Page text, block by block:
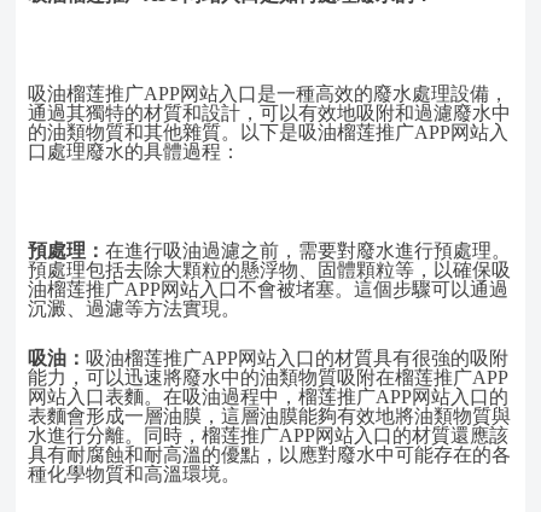
吸油榴莲推广APP网站入口是一種高效的廢水處理設備，
通過其獨特的材質和設計，可以有效地吸附和過濾廢水中
的油類物質和其他雜質。以下是吸油榴莲推广APP网站入
口處理廢水的具體過程：
預處理：在進行吸油過濾之前，需要對廢水進行預處理。
預處理包括去除大顆粒的懸浮物、固體顆粒等，以確保吸
油榴莲推广APP网站入口不會被堵塞。這個步驟可以通過
沉澱、過濾等方法實現。
吸油： 吸油榴莲推广APP网站入口的材質具有很強的吸附
能力，可以迅速將廢水中的油類物質吸附在榴莲推广APP
网站入口表麵。在吸油過程中，榴莲推广APP网站入口的
表麵會形成一層油膜，這層油膜能夠有效地將油類物質與
水進行分離。同時，榴莲推广APP网站入口的材質還應該
具有耐腐蝕和耐高溫的優點，以應對廢水中可能存在的各
種化學物質和高溫環境。